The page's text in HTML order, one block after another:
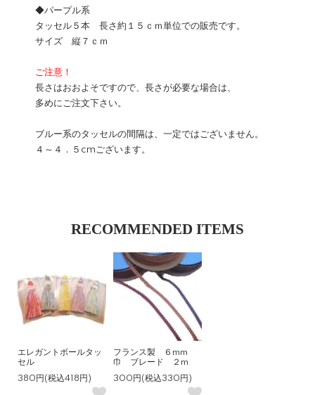
◆パープル系
タッセル５本 長さ約１５ｃｍ単位での販売です。
サイズ 縦７ｃｍ
ご注意！
長さはおおよそですので、長さが必要な場合は、
多めにご注文下さい。
ブルー系のタッセルの間隔は、一定ではございません。
４～４．５cmございます。
RECOMMENDED ITEMS
エレガントボールタッ
セル
380円(税込418円)
フランス製 ６mm
巾 ブレード ２m
300円(税込330円)